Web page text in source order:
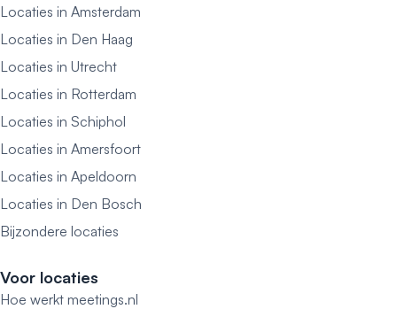
Locaties in Amsterdam
Locaties in Den Haag
Locaties in Utrecht
Locaties in Rotterdam
Locaties in Schiphol
Locaties in Amersfoort
Locaties in Apeldoorn
Locaties in Den Bosch
Bijzondere locaties
Voor locaties
Hoe werkt meetings.nl